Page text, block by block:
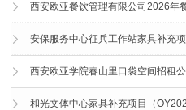
西安欧亚餐饮管理有限公司2026年
安保服务中心征兵工作站家具补充
西安欧亚学院春山里口袋空间招租
和光文体中心家具补充项目（